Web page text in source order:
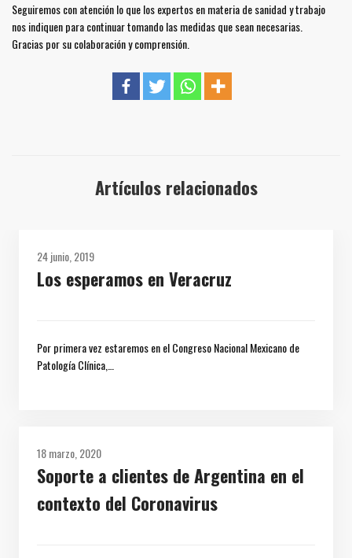
Seguiremos con atención lo que los expertos en materia de sanidad y trabajo
nos indiquen para continuar tomando las medidas que sean necesarias.
Gracias por su colaboración y comprensión.
Artículos relacionados
24 junio, 2019
Los esperamos en Veracruz
Por primera vez estaremos en el Congreso Nacional Mexicano de
Patología Clínica,…
18 marzo, 2020
Soporte a clientes de Argentina en el
contexto del Coronavirus